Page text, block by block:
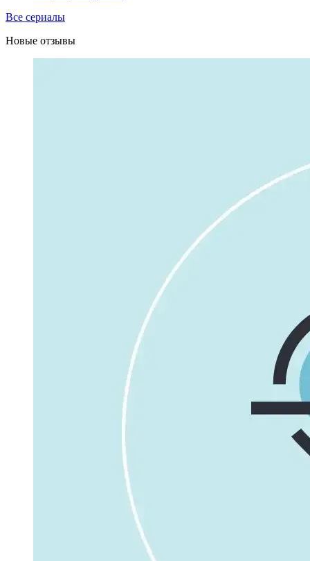
Все сериалы
Новые отзывы